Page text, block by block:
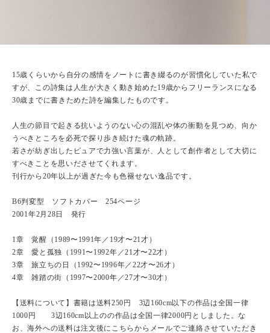
15歳くらいから自分の感情をノートに書き綴るのが習慣化していた私で
すが、この詩集は人生が大きく動き始めた19歳からフリーランスになる
30歳までに書きためた詩を編集したものです。
人生の節目で起きる抗いようのない心の混乱や体の衝動を見つめ、向か
うべきところを必死で探り歩き続けた魂の軌跡。
若さが紡ぎ出したピュアで力強い言葉が、人として創作者として大切に
すべきことを思いださせてくれます。
刊行から20年以上が過ぎた今も色褪せない逸品です。
B6判変型 ソフトカバー 254ページ
2001年2月28日 発行
1章 覚醒（1989〜1991年／19才〜21才）
2章 愛と孤独（1991〜1992年／21才〜22才）
3章 旅立ちの日（1992〜1996年／22才〜26才）
4章 雑踏の街（1997〜2000年／27才〜30才）
【送料について】書籍は送料250円 3辺160cm以下の作品は全国一律
1000円 3辺160cm以上のの作品は全国一律2000円としました。な
お、海外への送料は注文後にこちらからメールでご連絡させていただき